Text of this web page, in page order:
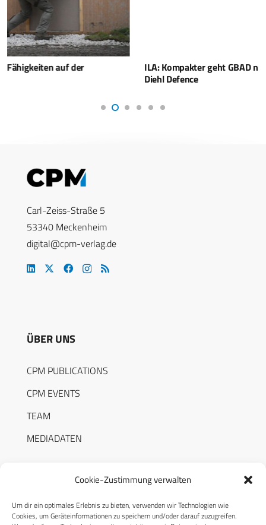
Cookie-Zustimmung verwalten
Um dir ein optimales Erlebnis zu bieten, verwenden wir Technologien wie
Cookies, um Geräteinformationen zu speichern und/oder darauf zuzugreifen.
ILA: Kompakter geht GBAD nicht – IRIS-T SLS MK4 von
Carl-Zeiss-Straße 5
53340 Meckenheim
digital@cpm-verlag.de
ÜBER UNS
CPM PUBLICATIONS
CPM EVENTS
TEAM
MEDIADATEN
RECHTLICHES